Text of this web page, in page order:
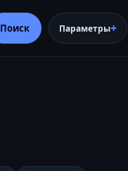
Поиск Параметры